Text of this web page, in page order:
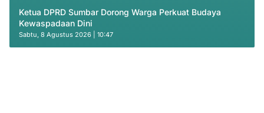
Ketua DPRD Sumbar Dorong Warga Perkuat Budaya
Kewaspadaan Dini
Sabtu, 8 Agustus 2026 | 10:47